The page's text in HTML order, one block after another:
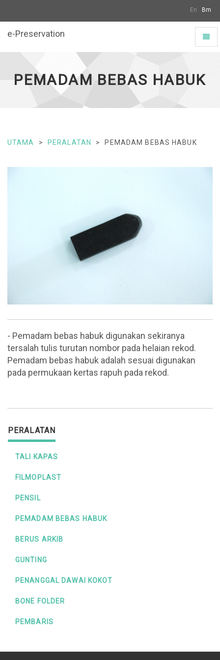
En Bm
e-Preservation
PEMADAM BEBAS HABUK
UTAMA PERALATAN PEMADAM BEBAS HABUK
- Pemadam bebas habuk digunakan sekiranya
tersalah tulis turutan nombor pada helaian rekod.
Pemadam bebas habuk adalah sesuai digunakan
pada permukaan kertas rapuh pada rekod.
PERALATAN
TALI KAPAS
FILMOPLAST
PENSIL
PEMADAM BEBAS HABUK
BERUS ARKIB
GUNTING
PENANGGAL DAWAI KOKOT
BONE FOLDER
PEMBARIS